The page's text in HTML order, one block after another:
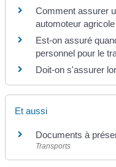
Comment assurer
automoteur
Est-on assuré
personnel pour le
Doit-on s'assurer
Et aussi
Documents à
Transports